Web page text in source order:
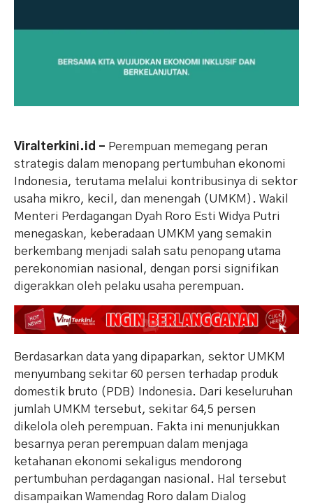
Viralterkini.id – Perempuan memegang peran
strategis dalam menopang pertumbuhan ekonomi
Indonesia, terutama melalui kontribusinya di sektor
usaha mikro, kecil, dan menengah (UMKM). Wakil
Menteri Perdagangan Dyah Roro Esti Widya Putri
menegaskan, keberadaan UMKM yang semakin
berkembang menjadi salah satu penopang utama
perekonomian nasional, dengan porsi signifikan
digerakkan oleh pelaku usaha perempuan.
Berdasarkan data yang dipaparkan, sektor UMKM
menyumbang sekitar 60 persen terhadap produk
domestik bruto (PDB) Indonesia. Dari keseluruhan
jumlah UMKM tersebut, sekitar 64,5 persen
dikelola oleh perempuan. Fakta ini menunjukkan
besarnya peran perempuan dalam menjaga
ketahanan ekonomi sekaligus mendorong
pertumbuhan perdagangan nasional. Hal tersebut
disampaikan Wamendag Roro dalam Dialog